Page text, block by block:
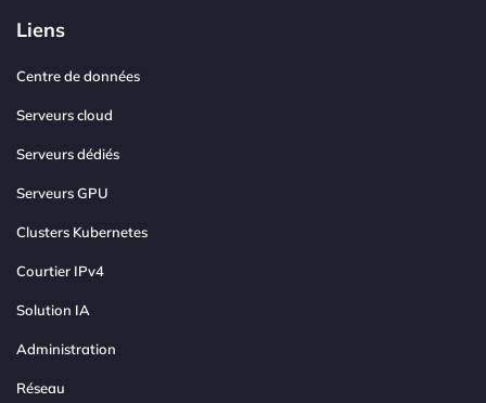
Liens
Centre de données
Serveurs cloud
Serveurs dédiés
Serveurs GPU
Clusters Kubernetes
Courtier IPv4
Solution IA
Administration
Réseau